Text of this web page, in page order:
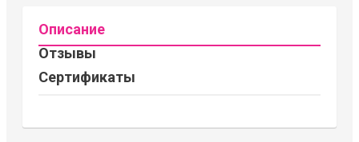
Описание
Отзывы
Сертификаты